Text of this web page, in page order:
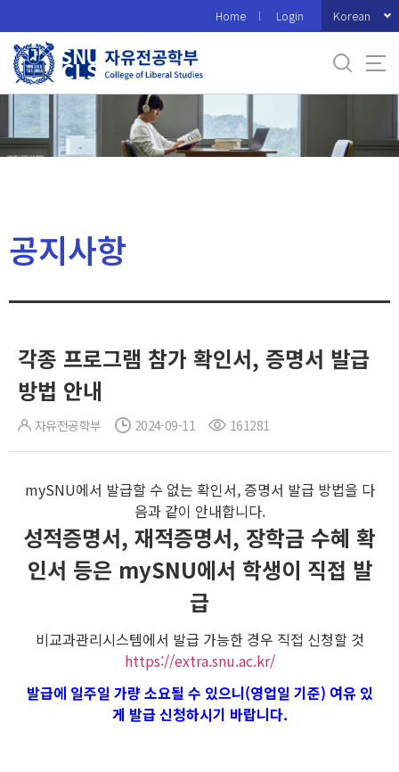
로
메
Home Login Korean
공지사항
각종 프로그램 참가 확인서, 증명서 발급
방법 안내
자유전공학부 2024-09-11 161281
mySNU에서 발급할 수 없는 확인서, 증명서 발급 방법을 다
음과 같이 안내합니다.
성적증명서, 재적증명서, 장학금 수혜 확
인서 등은 mySNU에서 학생이 직접 발
급
비교과관리시스템에서 발급 가능한 경우 직접 신청할 것
https://extra.snu.ac.kr/
발급에 일주일 가량 소요될 수 있으니(영업일 기준) 여유 있
게 발급 신청하시기 바랍니다.